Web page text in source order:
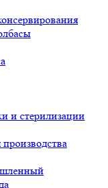
и стерилизации